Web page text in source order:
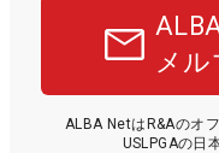
メ
ALBA NetはR&Aのオ
USLPGAの日